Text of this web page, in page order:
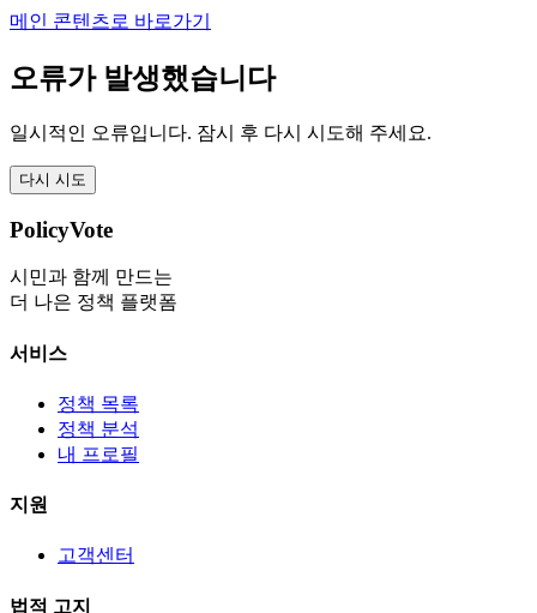
메인 콘텐츠로 바로가기
오류가 발생했습니다
일시적인 오류입니다. 잠시 후 다시 시도해 주세요.
다시 시도
PolicyVote
시민과 함께 만드는
더 나은 정책 플랫폼
서비스
정책 목록
정책 분석
내 프로필
지원
고객센터
법적 고지